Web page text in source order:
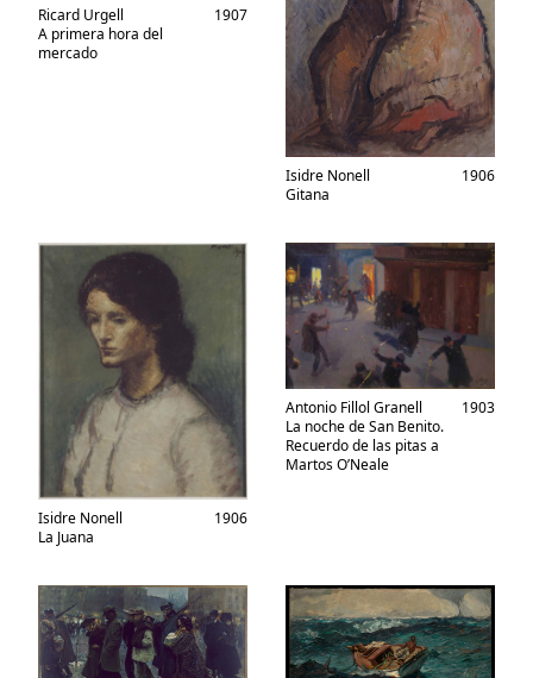
Ricard Urgell
A primera hora del
mercado
1907
Isidre Nonell
Gitana
1906
Isidre Nonell
La Juana
1906
Antonio Fillol Granell
La noche de San Benito.
Recuerdo de las pitas a
Martos O’Neale
1903